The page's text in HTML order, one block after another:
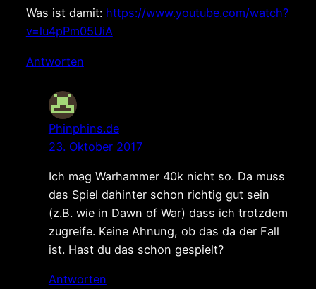
Was ist damit: https://www.youtube.com/watch?
v=lu4pPm05UiA
Antworten
Phinphins.de
23. Oktober 2017
Ich mag Warhammer 40k nicht so. Da muss
das Spiel dahinter schon richtig gut sein
(z.B. wie in Dawn of War) dass ich trotzdem
zugreife. Keine Ahnung, ob das da der Fall
ist. Hast du das schon gespielt?
Antworten